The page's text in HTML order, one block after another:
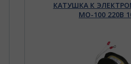
КАТУШКА К
МО-100 220В